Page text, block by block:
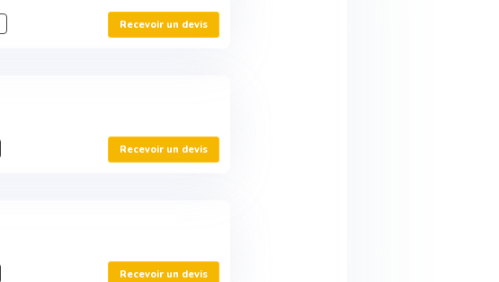
Recevoir un devis
Recevoir un devis
Recevoir un devis